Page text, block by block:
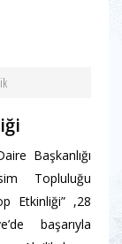
Başkanlığı
Topluluğu
Etkinliği” ,28
başarıyla